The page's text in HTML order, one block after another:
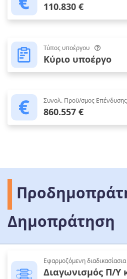
110.830 €
Τύπος υποέργου
Κύριο υποέργο
Συνολ. Προϋ/σμος Επένδυσης
860.557 €
Δημοπράτηση
Εφαρμοζόμενη διαδικασίασια
Διαγωνισμός Π/Υ